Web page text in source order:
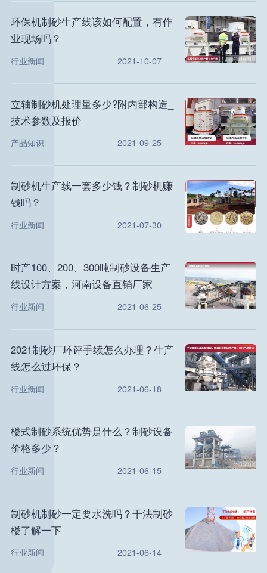
环保机制砂生产线该如何配置，有作
业现场吗？
行业新闻 2021-10-07
立轴制砂机处理量多少?附内部构造_
技术参数及报价
产品知识 2021-09-25
制砂机生产线一套多少钱？制砂机赚
钱吗？
行业新闻 2021-07-30
时产100、200、300吨制砂设备生产
线设计方案，河南设备直销厂家
行业新闻 2021-06-25
2021制砂厂环评手续怎么办理？生产
线怎么过环保？
行业新闻 2021-06-18
楼式制砂系统优势是什么？制砂设备
价格多少？
行业新闻 2021-06-15
制砂机制砂一定要水洗吗？干法制砂
楼了解一下
行业新闻 2021-06-14